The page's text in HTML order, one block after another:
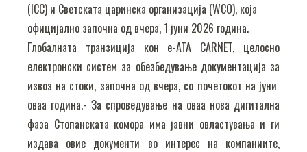
(ICC) и Светската царинска организација (WCO), која
официјално започна од вчера, 1 јуни 2026 година.
Глобалната транзиција кон е-АТА CARNET, целосно
електронски систем за обезбедување документација за
извоз на стоки, започна од вчера, со почетокот на јуни
оваа година.- За спроведување на оваа нова дигитална
фаза Стопанската комора има јавни овластувања и ги
издава овие документи во интерес на компаниите,